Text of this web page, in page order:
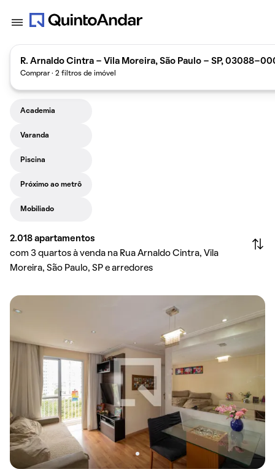
R. Arnaldo Cintra - Vila Moreira, São Paulo - SP, 03088-
Comprar · 2 filtros de imóvel
Academia
Varanda
Piscina
Próximo ao metrô
Mobiliado
2.018 apartamentos
com 3 quartos à venda na Rua Arnaldo Cintra, Vila
Moreira, São Paulo, SP e arredores